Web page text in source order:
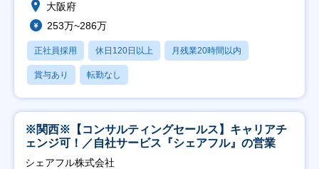
大阪府
253万~286万
正社員採用 休日120日以上 月残業20時間以内
賞与あり 転勤なし
※関西※【コンサルティングセールス】キャリアチ
ェンジ可！／自社サービス『シェアフル』の営業
シェアフル株式会社